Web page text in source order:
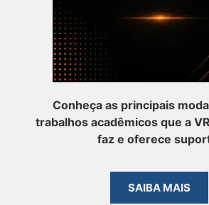
Conheça as principais
trabalhos acadêmicos que a
faz e oferece
SAIBA MAIS